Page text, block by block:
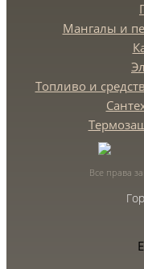
Мангалы и
Топливо и
Все права